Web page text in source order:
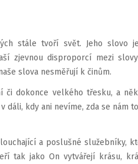
stále tvoří svět. Jeho slovo
zjevnou disproporcí mezi
slova nesměřují k činům.
dokonce velkého tře­sku, a
kdy ani nevíme, zda se nám
a poslušné služebníky,
tak jako On vytvářejí krásu,